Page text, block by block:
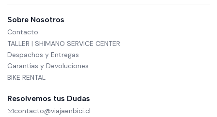
Sobre Nosotros
Contacto
TALLER | SHIMANO SERVICE CENTER
Despachos y Entregas
Garantías y Devoluciones
BIKE RENTAL
Resolvemos tus Dudas
contacto@viajaenbici.cl